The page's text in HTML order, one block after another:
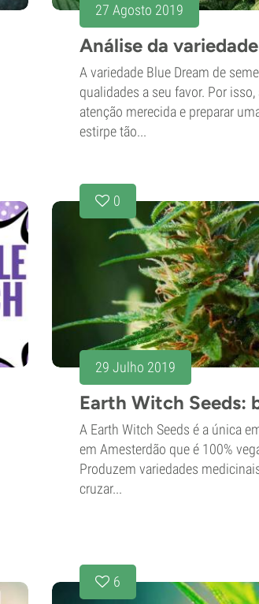
27 Agosto 2019
Análise da
A variedade Blue Dream de
qualidades a seu favor. Por
atenção merecida e preparar
estirpe tão...
0
29 Julho 2019
Earth Witch Seeds:
A Earth Witch Seeds é a única
em Amesterdão que é 100%
Produzem variedades
cruzar...
6